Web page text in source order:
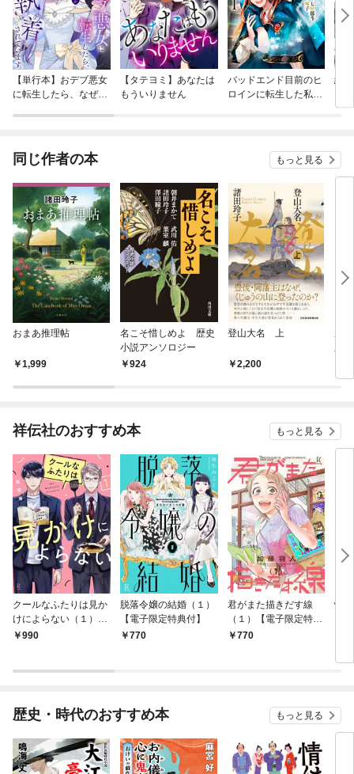
【単行本】おデブ悪女
に転生したら、なぜか
【タテヨミ】あなたは
もういりません
バッドエンド目前のヒ
ロインに転生した私、
結
同じ作者の本 もっと見る
おまあ推理帖
1,999
名こそ惜しめよ 歴史
小説アンソロジー
924
登山大名 上
2,200
祥伝社のおすすめ本 もっと見る
クールなふたりは見か
けによらない（１）
【電子限定特典付】
990
脱落令嬢の結婚（１）
【電子限定特典付】
770
君がまた描きだす線
（１）【電子限定特典
付】770
情
歴史・時代のおすすめ本 もっと見る